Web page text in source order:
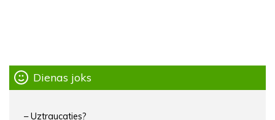
Dienas joks
– Uztraucaties?